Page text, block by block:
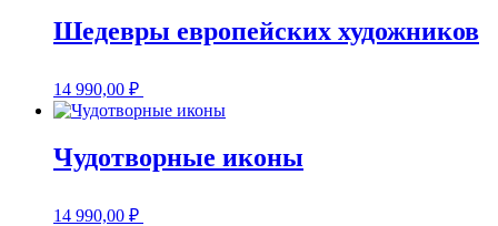
Шедевры европейских художников
14 990,00 ₽
Чудотворные иконы
14 990,00 ₽